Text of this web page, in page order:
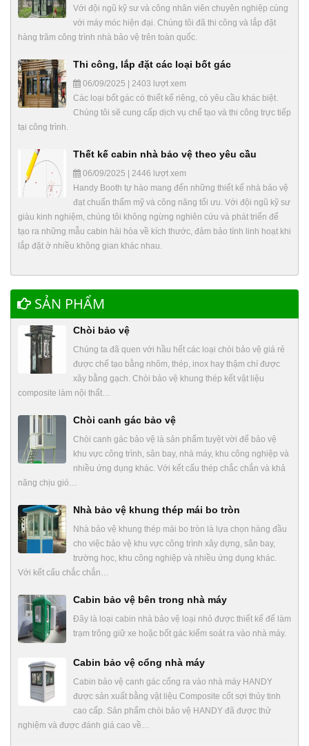
Với đội ngũ kỹ sư và công nhân viên chuyên nghiệp cùng
với máy móc hiện đại. Chúng tôi đã thi công và lắp đặt
hàng trăm công trình nhà bảo vệ trên toàn quốc.
Thi công, lắp đặt các loại bốt gác
06/09/2025 | 2403 lượt xem
Các loại bốt gác có thiết kế riêng, có yêu cầu khác biệt.
Chúng tôi sẽ cung cấp dịch vụ chế tạo và thi công trực tiếp
tại công trình.
Thết kế cabin nhà bảo vệ theo yêu cầu
06/09/2025 | 2446 lượt xem
Handy Booth tự hào mang đến những thiết kế nhà bảo vệ
đạt chuẩn thẩm mỹ và công năng tối ưu. Với đội ngũ kỹ sư
giàu kinh nghiệm, chúng tôi không ngừng nghiên cứu và phát triển để
tạo ra những mẫu cabin hài hòa về kích thước, đảm bảo tính linh hoạt khi
lắp đặt ở nhiều không gian khác nhau.
SẢN PHẨM
Chòi bảo vệ
Chúng ta đã quen với hầu hết các loại chòi bảo vệ giá rẻ
được chế tạo bằng nhôm, thép, inox hay thậm chí được
xây bằng gạch. Chòi bảo vệ khung thép kết vật liệu
composite làm nội thất…
Chòi canh gác bảo vệ
Chòi canh gác bảo vệ là sản phẩm tuyệt vời để bảo vệ
khu vực công trình, sân bay, nhà máy, khu công nghiệp và
nhiều ứng dụng khác. Với kết cấu thép chắc chắn và khả
năng chịu gió…
Nhà bảo vệ khung thép mái bo tròn
Nhà bảo vệ khung thép mái bo tròn là lựa chọn hàng đầu
cho việc bảo vệ khu vực công trình xây dựng, sân bay,
trường học, khu công nghiệp và nhiều ứng dụng khác.
Với kết cấu chắc chắn…
Cabin bảo vệ bên trong nhà máy
Đây là loại cabin nhà bảo vệ loại nhỏ được thiết kế để làm
trạm trông giữ xe hoặc bốt gác kiểm soát ra vào nhà máy.
Cabin bảo vệ cổng nhà máy
Cabin bảo vệ canh gác cổng ra vào nhà máy HANDY
được sản xuất bằng vật liệu Composite cốt sợi thủy tinh
cao cấp. Sản phẩm chòi bảo vệ HANDY đã được thử
nghiệm và được đánh giá cao về…